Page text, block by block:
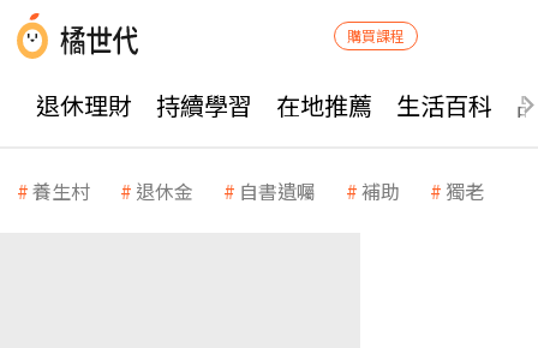
購買課程
退休理財 持續學習 在地推薦 生活百科
養生村 退休金 自書遺囑 補助 獨老